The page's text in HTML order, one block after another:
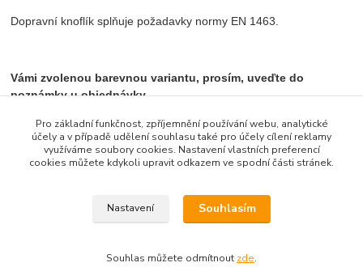
Dopravní knoflík splňuje požadavky normy EN 1463.
Vámi zvolenou barevnou variantu, prosím, uveďte do
poznámky u objednávky.
Zboží zařazeno v kategoriích
Pro základní funkčnost, zpříjemnění používání webu, analytické
účely a v případě udělení souhlasu také pro účely cílení reklamy
využíváme soubory cookies. Nastavení vlastních preferencí
cookies můžete kdykoli upravit odkazem ve spodní části stránek.
Nastavení Souhlasím
Souhlas můžete odmítnout zde.